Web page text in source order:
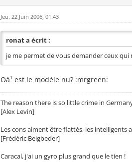
Jeu. 22 Juin 2006, 01:43
ronat a écrit :
je me permet de vous demander ceux qui
Oà¹ est le modèle nu? :mrgreen:
The reason there is so little crime in
[Alex Levin]
Les cons aiment être flattés, les intelligents
[Frédéric Beigbeder]
Caracal, j'ai un gyro plus grand que le tien !